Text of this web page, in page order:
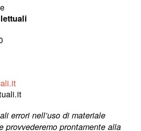
errori nell’uso di materiale
provvederemo prontamente alla